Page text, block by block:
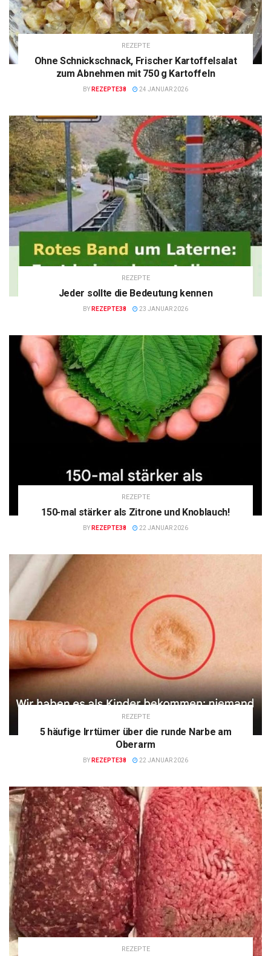
REZEPTE
Ohne Schnickschnack, Frischer Kartoffelsalat
zum Abnehmen mit 750 g Kartoffeln
BY REZEPTE38 24 JANUAR 2026
REZEPTE
Jeder sollte die Bedeutung kennen
BY REZEPTE38 23 JANUAR 2026
REZEPTE
150-mal stärker als Zitrone und Knoblauch!
BY REZEPTE38 22 JANUAR 2026
REZEPTE
5 häufige Irrtümer über die runde Narbe am
Oberarm
BY REZEPTE38 22 JANUAR 2026
REZEPTE